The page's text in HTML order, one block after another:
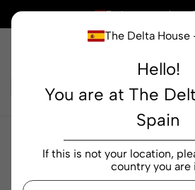
The Delta House
Hello!
You are at The
Spain
If this is not your location,
country you are
× Está comprando en
Cafeterías Tabletas y
Cafés Descafeinado 16 pastillas